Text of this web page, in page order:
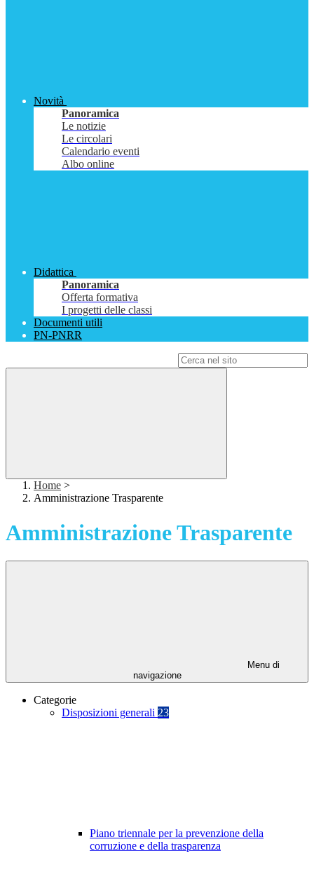
Novità
Panoramica
Le notizie
Le circolari
Calendario eventi
Albo online
Didattica
Panoramica
Offerta formativa
I progetti delle classi
Documenti utili
PN-PNRR
Home >
Amministrazione Trasparente
Amministrazione Trasparente
Menu di
navigazione
Categorie
Disposizioni generali 23
Piano triennale per la prevenzione della
corruzione e della trasparenza